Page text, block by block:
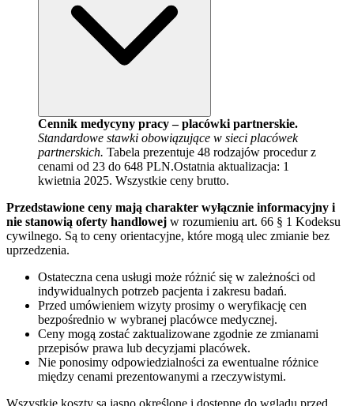
Cennik medycyny pracy – placówki partnerskie.
Standardowe stawki obowiązujące w sieci placówek
partnerskich. Tabela prezentuje 48 rodzajów procedur z
cenami od 23 do 648 PLN.Ostatnia aktualizacja: 1
kwietnia 2025. Wszystkie ceny brutto.
Przedstawione ceny mają charakter wyłącznie informacyjny i
nie stanowią oferty handlowej w rozumieniu art. 66 § 1 Kodeksu
cywilnego. Są to ceny orientacyjne, które mogą ulec zmianie bez
uprzedzenia.
Ostateczna cena usługi może różnić się w zależności od
indywidualnych potrzeb pacjenta i zakresu badań.
Przed umówieniem wizyty prosimy o weryfikację cen
bezpośrednio w wybranej placówce medycznej.
Ceny mogą zostać zaktualizowane zgodnie ze zmianami
przepisów prawa lub decyzjami placówek.
Nie ponosimy odpowiedzialności za ewentualne różnice
między cenami prezentowanymi a rzeczywistymi.